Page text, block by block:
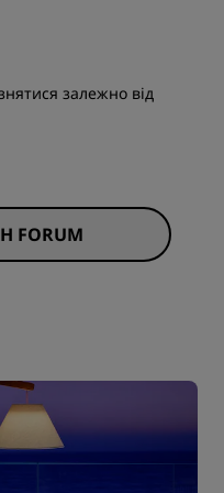
залежно від
FORUM